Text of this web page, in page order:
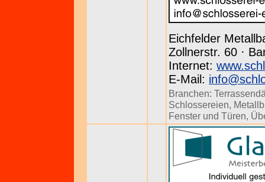
Eichfelder
Zollnerstr. 60 ·
Internet:
E-Mail:
Branchen:
Schlossereien,
Fenster und Türen,